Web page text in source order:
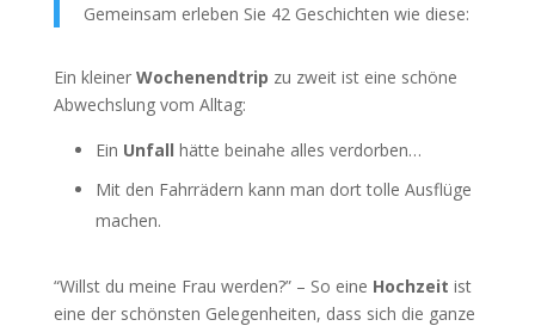
Gemeinsam erleben Sie 42 Geschichten wie diese:
Ein kleiner Wochenendtrip zu zweit ist eine schöne
Abwechslung vom Alltag:
Ein Unfall hätte beinahe alles verdorben…
Mit den Fahrrädern kann man dort tolle Ausflüge
machen.
“Willst du meine Frau werden?” – So eine Hochzeit ist
eine der schönsten Gelegenheiten, dass sich die ganze